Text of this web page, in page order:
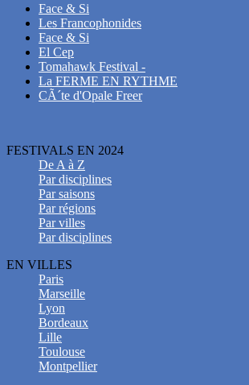
Face & Si
Les Francophonides
Face & Si
El Cep
Tomahawk Festival -
La FERME EN RYTHME
CÃ´te d'Opale Freer
FESTIVALS EN 2024
De A à Z
Par disciplines
Par saisons
Par régions
Par villes
Par disciplines
EN VILLES
Paris
Marseille
Lyon
Bordeaux
Lille
Toulouse
Montpellier